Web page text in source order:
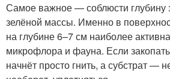
Самое важное — соблюсти глубину
зелёной массы. Именно в
на глубине 6–7 см наиболее
микрофлора и фауна. Если
начнёт просто гнить, а субстрат —